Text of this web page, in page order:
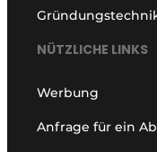
NÜTZLICHE LINKS
Werbung
Anfrage für ein